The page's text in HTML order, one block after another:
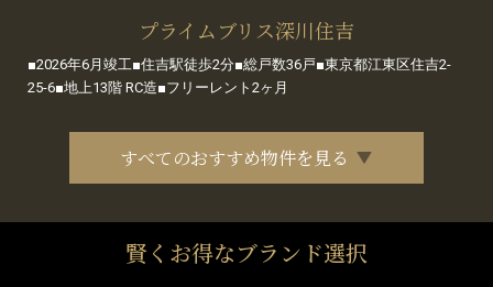
プライムブリス深川住吉
■2026年6月竣工■住吉駅徒歩2分■総戸数36戸■東京都江東区住吉2-
25-6■地上13階 RC造■フリーレント2ヶ月
すべてのおすすめ物件を見る
賢くお得なブランド選択